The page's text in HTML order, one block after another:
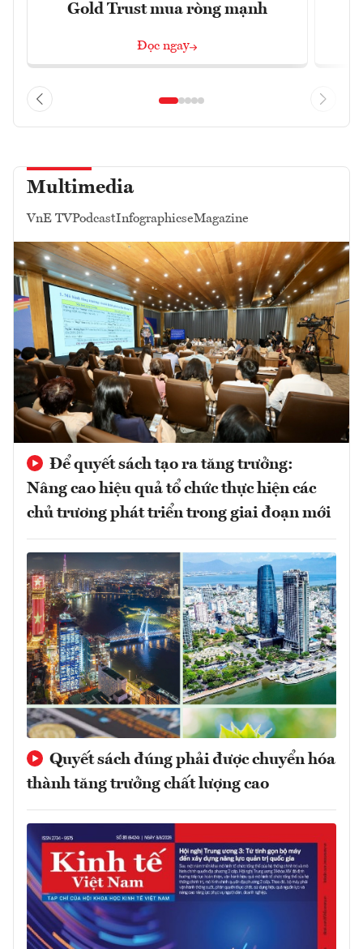
Gold Trust mua ròng mạnh
Đọc ngay
Multimedia
VnE TVPodcastInfographicseMagazine
Để quyết sách tạo ra tăng trưởng:
Nâng cao hiệu quả tổ chức thực hiện các
chủ trương phát triển trong giai đoạn mới
Quyết sách đúng phải được chuyển hóa
thành tăng trưởng chất lượng cao